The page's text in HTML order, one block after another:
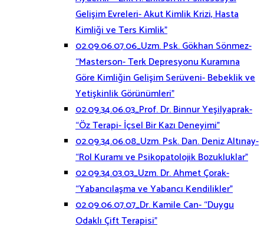
Gelişim Evreleri- Akut Kimlik Krizi, Hasta
Kimliği ve Ters Kimlik”
02.09.06.07.06_Uzm. Psk. Gökhan Sönmez-
“Masterson- Terk Depresyonu Kuramına
Göre Kimliğin Gelişim Serüveni- Bebeklik ve
Yetişkinlik Görünümleri”
02.09.34.06.03_Prof. Dr. Binnur Yeşilyaprak-
“Öz Terapi- İçsel Bir Kazı Deneyimi”
02.09.34.06.08_Uzm. Psk. Dan. Deniz Altınay-
“Rol Kuramı ve Psikopatolojik Bozukluklar”
02.09.34.03.03_Uzm. Dr. Ahmet Çorak-
“Yabancılaşma ve Yabancı Kendilikler”
02.09.06.07.07_Dr. Kamile Can- “Duygu
Odaklı Çift Terapisi”